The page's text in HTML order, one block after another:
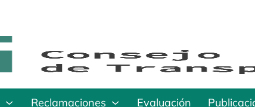
Reclamaciones Evaluación